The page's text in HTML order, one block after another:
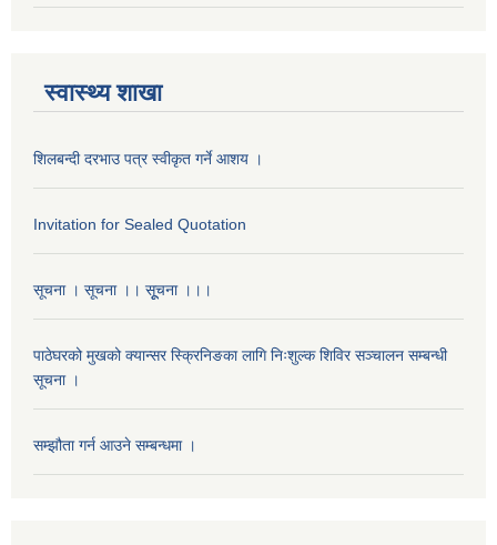
स्वास्थ्य शाखा
शिलबन्दी दरभाउ पत्र स्वीकृत गर्ने आशय ।
Invitation for Sealed Quotation
सूचना । सूचना ।। सूूचना ।।।
पाठेघरको मुखको क्यान्सर स्क्रिनिङका लागि निःशुल्क शिविर सञ्चालन सम्बन्धी
सूचना ।
सम्झौता गर्न आउने सम्बन्धमा ।